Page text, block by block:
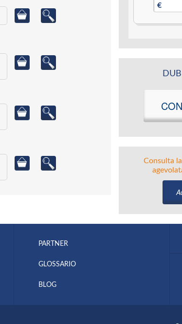
€
Consulta
PARTNER
GLOSSARIO
BLOG